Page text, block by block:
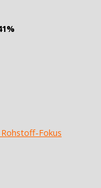
Fokus